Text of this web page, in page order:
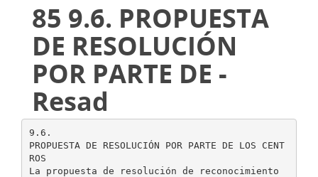
85 9.6. PROPUESTA
DE RESOLUCIÓN
POR PARTE DE -
Resad
9.6.
PROPUESTA DE RESOLUCIÓN POR PARTE DE LOS CENT
ROS
La propuesta de resolución de reconocimiento